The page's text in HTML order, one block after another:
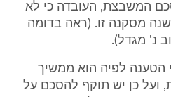
המשבצת, העובדה כי לא
מסקנה זו. (ראה בדומה
כי הטענה לפיה הוא ממשיך
ועל כן יש תוקף להסכם על